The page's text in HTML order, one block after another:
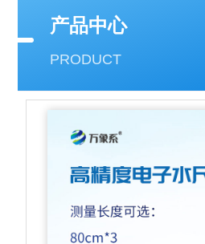
产品中心
PRODUCT